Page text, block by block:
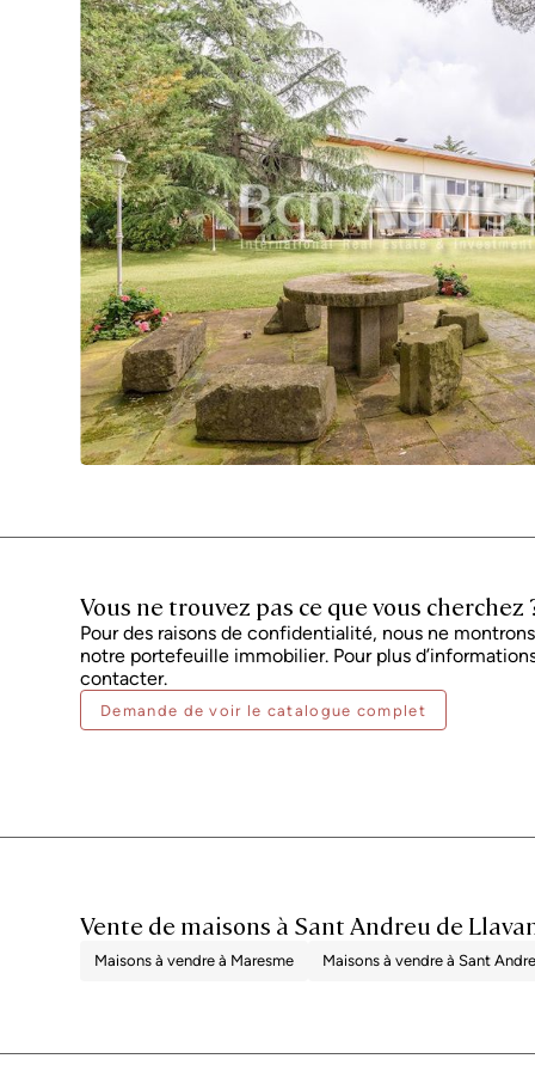
Vous ne trouvez pas ce que vous cherchez
Pour des raisons de confidentialité, nous ne
notre portefeuille immobilier. Pour plus
contacter.
Demande de voir le catalogue complet
Vente de maisons à Sant Andreu de
Maisons à vendre à Maresme Maisons à vendre à Sant